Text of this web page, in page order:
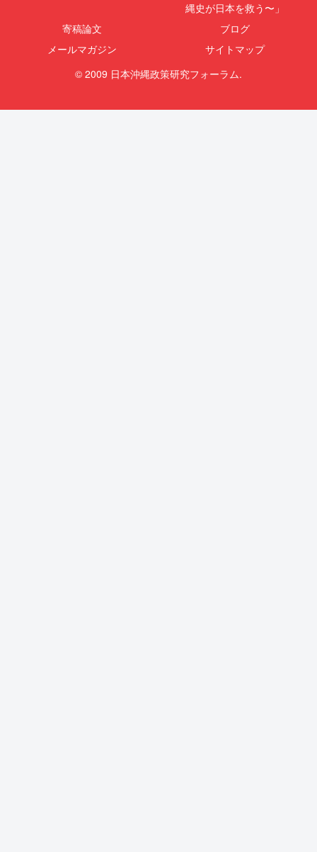
縄史が日本を救う〜」
寄稿論文
ブログ
メールマガジン
サイトマップ
© 2009 日本沖縄政策研究フォーラム.